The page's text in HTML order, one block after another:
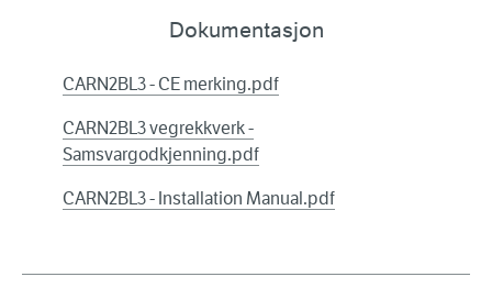
Dokumentasjon
CARN2BL3 - CE merking.pdf
CARN2BL3 vegrekkverk -
Samsvargodkjenning.pdf
CARN2BL3 - Installation Manual.pdf